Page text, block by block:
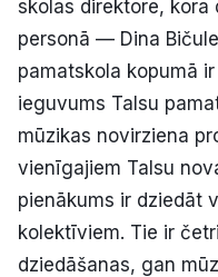
Ziņo
Facebook Instagram
E-avīze
skolas direktore,
personā — Dina
pamatskola kopumā
ieguvums Talsu
mūzikas novirziena
vienīgajiem Talsu
pienākums ir dziedāt
kolektīviem. Tie ir
dziedāšanas, gan